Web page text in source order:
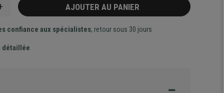
AJOUTER AU PANIER
confiance aux spécialistes, retour sous 30 jours
détaillée